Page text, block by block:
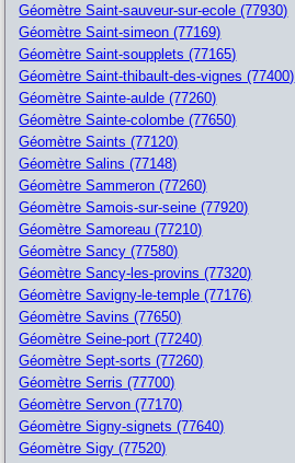
Géomètre Saint-sauveur-sur-ecole (77930)
Géomètre Saint-simeon (77169)
Géomètre Saint-soupplets (77165)
Géomètre Saint-thibault-des-vignes (77400)
Géomètre Sainte-aulde (77260)
Géomètre Sainte-colombe (77650)
Géomètre Saints (77120)
Géomètre Salins (77148)
Géomètre Sammeron (77260)
Géomètre Samois-sur-seine (77920)
Géomètre Samoreau (77210)
Géomètre Sancy (77580)
Géomètre Sancy-les-provins (77320)
Géomètre Savigny-le-temple (77176)
Géomètre Savins (77650)
Géomètre Seine-port (77240)
Géomètre Sept-sorts (77260)
Géomètre Serris (77700)
Géomètre Servon (77170)
Géomètre Signy-signets (77640)
Géomètre Sigy (77520)